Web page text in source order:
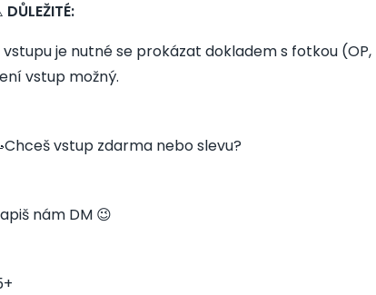
DŮLEŽITÉ:
vstupu je nutné se prokázat dokladem s fotkou (OP,
vstup možný.
vstup zdarma nebo slevu?
nám DM 😉